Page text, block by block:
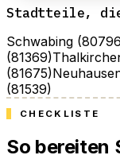
Stadtteile, die
Schwabing
(81369)
(81675)
(81539)
CHECKLISTE
So bereiten